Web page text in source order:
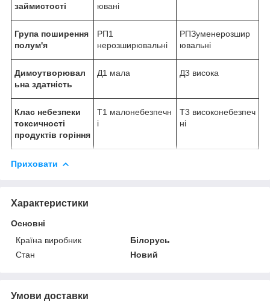
займистості
ювані
Група поширення
полум'я
РП1
нерозширювальні
РПЗуменерозшир
ювальні
Димоутворювал
ьна здатність
Д1 мала Д3 висока
Клас небезпеки
токсичності
продуктів горіння
Т1 малонебезпечн
і
Т3 високонебезпеч
ні
Приховати
Характеристики
Основні
Країна виробник
Білорусь
Стан
Новий
Умови доставки